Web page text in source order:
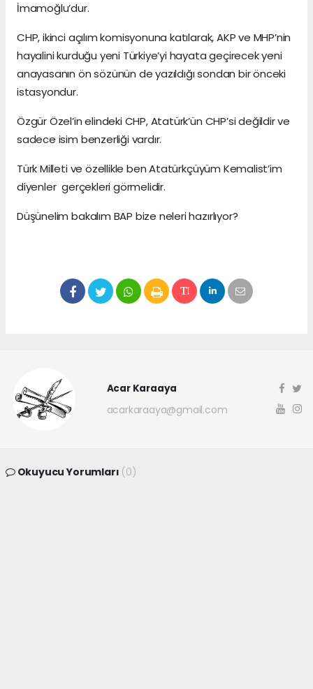
İmamoğlu’dur.
CHP, ikinci açılım komisyonuna katılarak, AKP ve MHP’nin
hayalini kurduğu yeni Türkiye’yi hayata geçirecek yeni
anayasanın ön sözünün de yazıldığı sondan bir önceki
istasyondur.
Özgür Özel’in elindeki CHP, Atatürk’ün CHP’si değildir ve
sadece isim benzerliği vardır.
Türk Milleti ve özellikle ben Atatürkçüyüm Kemalist’im
diyenler gerçekleri görmelidir.
Düşünelim bakalım BAP bize neleri hazırlıyor?
Acar Karaaya
acarkaraaya@gmail.com
Okuyucu Yorumları (0)